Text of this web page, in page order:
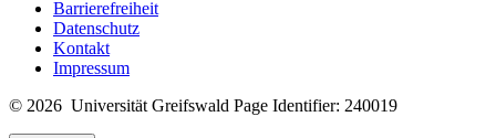
Barrierefreiheit
Datenschutz
Kontakt
Impressum
© 2026 Universität Greifswald Page Identifier: 240019